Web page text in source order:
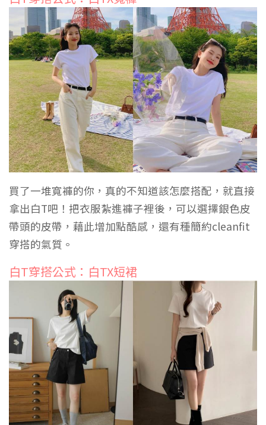
買了一堆寬褲的你，真的不知道該怎麼搭配，就直接
拿出白T吧！把衣服紮進褲子裡後，可以選擇銀色皮
帶頭的皮帶，藉此增加點酷感，還有種簡約cleanfit
穿搭的氣質。
白T穿搭公式：白TX短裙